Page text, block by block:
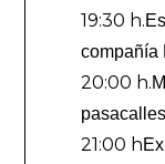
19:30 h.
compañía
20:00 h.
21:00 h